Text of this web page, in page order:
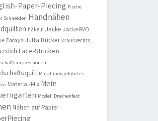
Paper-Piecing Fische
Schneiden Handnähen
häkeln Jacke Jacke RVO
Zoraya Jutta Bücker kraus rechts
Lace-Stricken
Maschinengeführtes
Material-Mix Mein
Modell Drachenfest
Nähen auf Papier